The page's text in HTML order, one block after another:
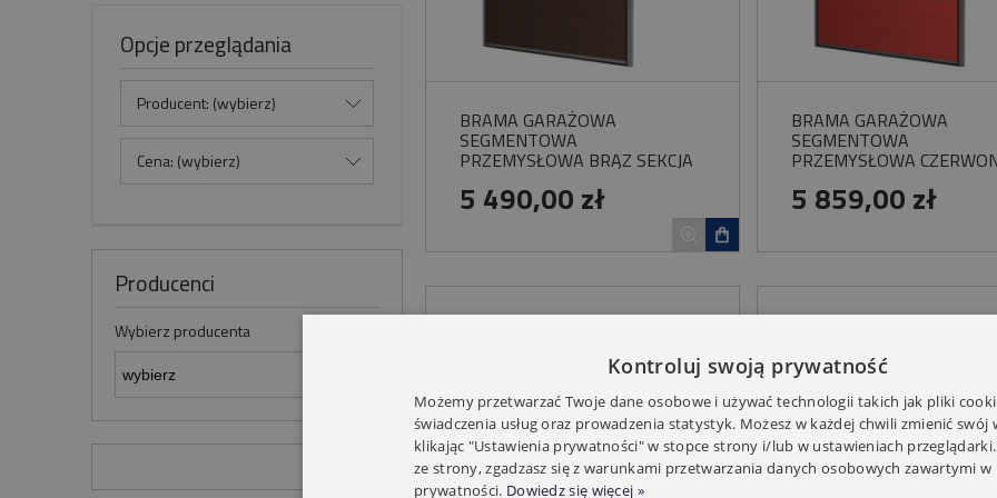
Opcje przeglądania
Producent: (wybierz)
Cena: (wybierz)
Producenci
Wybierz producenta
BRAMA GARAŻOWA
SEGMENTOWA
PRZEMYSŁOWA BRĄZ SEKCJA
5 490,00 zł
BRAMA GARAŻOWA
SEGMENTOWA
PRZEMYSŁOWA
WOSTER SOLID OSP
5 859,00 zł
Kontroluj swoją prywatność
Możemy przetwarzać Twoje dane osobowe i używać technologii takich jak pliki
świadczenia usług oraz prowadzenia statystyk. Możesz w każdej chwili zmienić swój
klikając "Ustawienia prywatności" w stopce strony i/lub w ustawieniach
ze strony, zgadzasz się z warunkami przetwarzania danych osobowych zawartymi
prywatności. Dowiedz się więcej »